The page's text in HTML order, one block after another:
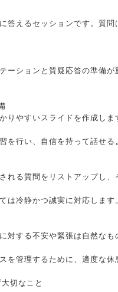
答えるセッションです。質
ーションと質疑応答の準備
りやすいスライドを作成し
を行い、自信を持って話せ
れる質問をリストアップし
は冷静かつ誠実に対応しま
対する不安や緊張は自然な
を管理するために、適度な
切なこと